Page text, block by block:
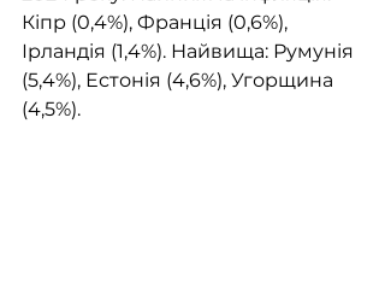
Кіпр (0,4%), Франція (0,6%),
Ірландія (1,4%). Найвища: Румунія
(5,4%), Естонія (4,6%), Угорщина
(4,5%).